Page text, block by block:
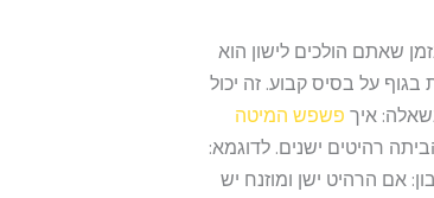
שאתם הולכים לישון הוא
על בסיס קבוע. זה יכול
איך פשפש המיטה
רהיטים ישנים. לדוגמא:
אם הרהיט ישן ומוזנח יש